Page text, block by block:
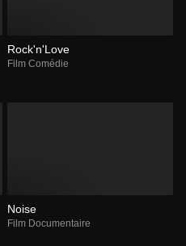
Rock'n'Love
Film Comédie
Noise
Film Documentaire